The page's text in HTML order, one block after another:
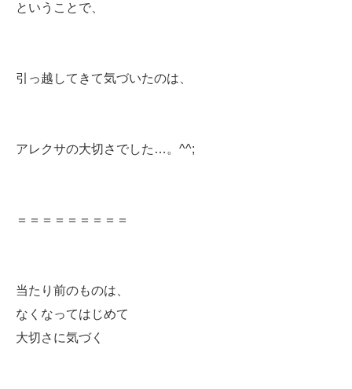
ということで、
引っ越してきて気づいたのは、
アレクサの大切さでした…。^^;
＝＝＝＝＝＝＝＝＝
当たり前のものは、
なくなってはじめて
大切さに気づく